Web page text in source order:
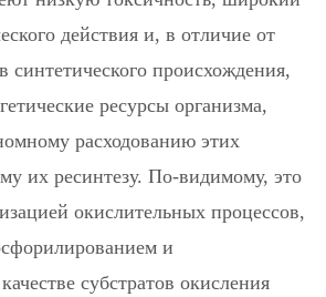
действия и, в отличие от
синтетического происхождения,
ресурсы организма,
расходованию этих
их ресинтезу. По-видимому, это
окислительных процессов,
и
субстратов окисления